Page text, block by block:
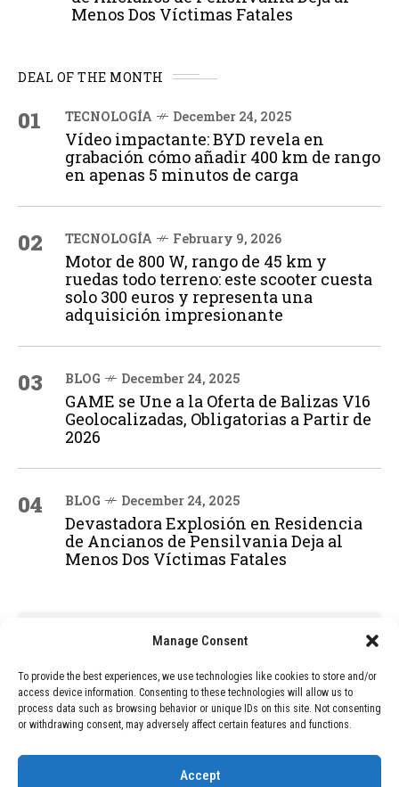
Manage Consent
To provide the best experiences, we use technologies like cookies to store and/or
access device information. Consenting to these technologies will allow us to
process data such as browsing behavior or unique IDs on this site. Not consenting
or withdrawing consent, may adversely affect certain features and functions.
Accept
Menos Dos Víctimas Fatales
DEAL OF THE MONTH
01 TECNOLOGÍA December 24, 2025
Vídeo impactante: BYD revela en
grabación cómo añadir 400 km de rango
en apenas 5 minutos de carga
02 TECNOLOGÍA February 9, 2026
Motor de 800 W, rango de 45 km y
ruedas todo terreno: este scooter cuesta
solo 300 euros y representa una
adquisición impresionante
03 BLOG December 24, 2025
GAME se Une a la Oferta de Balizas V16
Geolocalizadas, Obligatorias a Partir de
2026
04 BLOG December 24, 2025
Devastadora Explosión en Residencia
de Ancianos de Pensilvania Deja al
Menos Dos Víctimas Fatales